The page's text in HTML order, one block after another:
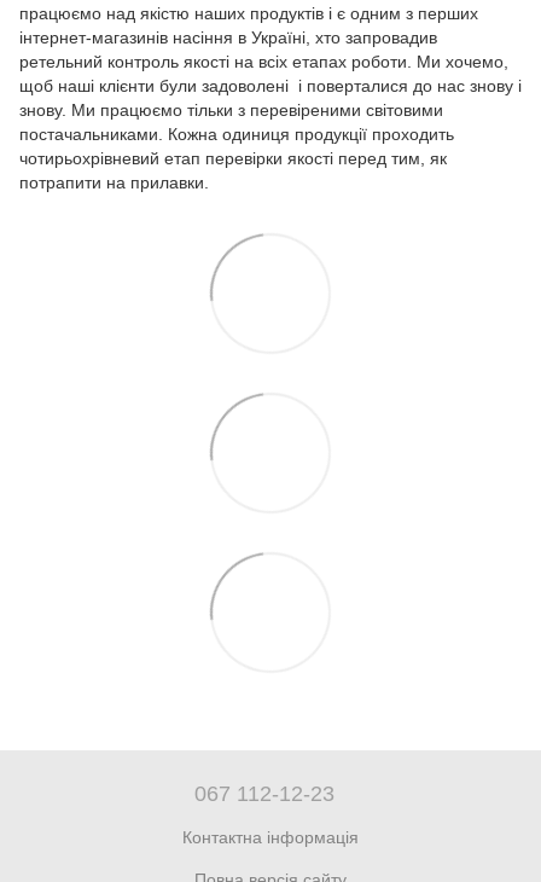
працюємо над якістю наших продуктів і є одним з перших
інтернет-магазинів насіння в Україні, хто запровадив
ретельний контроль якості на всіх етапах роботи. Ми хочемо,
щоб наші клієнти були задоволені і поверталися до нас знову і
знову. Ми працюємо тільки з перевіреними світовими
постачальниками. Кожна одиниця продукції проходить
чотирьохрівневий етап перевірки якості перед тим, як
потрапити на прилавки.
067 112-12-23
Контактна інформація